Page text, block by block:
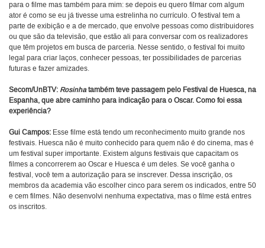
para o filme mas também para mim: se depois eu quero filmar com algum
ator é como se eu já tivesse uma estrelinha no currículo. O festival tem a
parte de exibição e a de mercado, que envolve pessoas como distribuidores
ou que são da televisão, que estão ali para conversar com os realizadores
que têm projetos em busca de parceria. Nesse sentido, o festival foi muito
legal para criar laços, conhecer pessoas, ter possibilidades de parcerias
futuras e fazer amizades.
Secom/UnBTV: Rosinhatambém teve passagem pelo Festival de Huesca, na
Espanha, que abre caminho para indicação para o Oscar. Como foi essa
experiência?
Gui Campos: Esse filme está tendo um reconhecimento muito grande nos
festivais. Huesca não é muito conhecido para quem não é do cinema, mas é
um festival super importante. Existem alguns festivais que capacitam os
filmes a concorrerem ao Oscar e Huesca é um deles. Se você ganha o
festival, você tem a autorização para se inscrever. Dessa inscrição, os
membros da academia vão escolher cinco para serem os indicados, entre 50
e cem filmes. Não desenvolvi nenhuma expectativa, mas o filme está entres
os inscritos.